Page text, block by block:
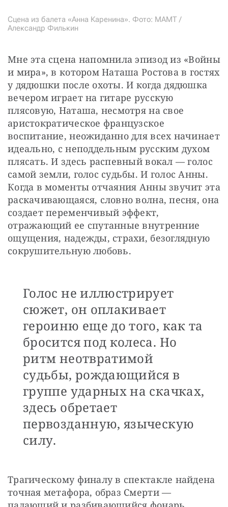
Сцена из балета «Анна Каренина». Фото: МАМТ /
Александр Филькин
Мне эта сцена напомнила эпизод из «Войны
и мира», в котором Наташа Ростова в гостях
у дядюшки после охоты. И когда дядюшка
вечером играет на гитаре русскую
плясовую, Наташа, несмотря на свое
аристократическое французское
воспитание, неожиданно для всех начинает
идеально, с неподдельным русским духом
плясать. И здесь распевный вокал — голос
самой земли, голос судьбы. И голос Анны.
Когда в моменты отчаяния Анны звучит эта
раскачивающаяся, словно волна, песня, она
создает переменчивый эффект,
отражающий ее спутанные внутренние
ощущения, надежды, страхи, безоглядную
сокрушительную любовь.
Голос не иллюстрирует
сюжет, он оплакивает
героиню еще до того, как та
бросится под колеса. Но
ритм неотвратимой
судьбы, рождающийся в
группе ударных на скачках,
здесь обретает
первозданную, языческую
силу.
Трагическому финалу в спектакле найдена
точная метафора, образ Смерти —